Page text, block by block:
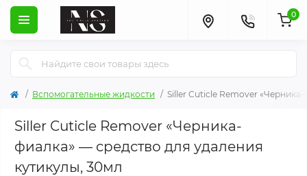
0
Вспомогательные жидкости Siller Cuticle Remover «Черника-
Siller Cuticle Remover «Черника-
фиалка» — cредство для удаления
кутикулы, 30мл